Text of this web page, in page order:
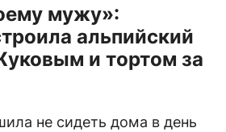
мужу»:
альпийский
и тортом за
не сидеть дома в день